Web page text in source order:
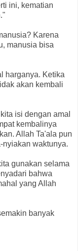
ini, kematian
Karena
manusia bisa
harganya. Ketika
akan kembali
isi dengan amal
kembalinya
Allah Ta'ala pun
nyiakan waktunya.
gunakan selama
bahwa
yang Allah
banyak